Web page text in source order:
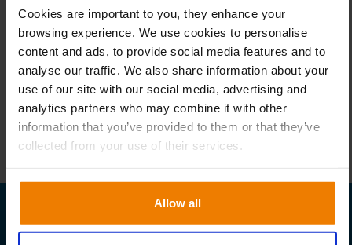
Cookies are important to you, they enhance your
browsing experience. We use cookies to personalise
content and ads, to provide social media features and to
analyse our traffic. We also share information about your
use of our site with our social media, advertising and
analytics partners who may combine it with other
information that you’ve provided to them or that they’ve
collected from your use of their services.
Allow all
Compartir: Linkedin
Facebook
Twitter
Potencia tu cadena de